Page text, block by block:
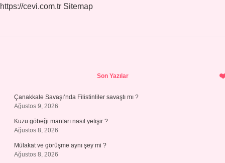
https://cevi.com.tr Sitemap
Son Yazılar
Çanakkale Savaşı’nda Filistinliler savaştı mı ?
Ağustos 9, 2026
Kuzu göbeği mantarı nasıl yetişir ?
Ağustos 8, 2026
Mülakat ve görüşme aynı şey mi ?
Ağustos 8, 2026